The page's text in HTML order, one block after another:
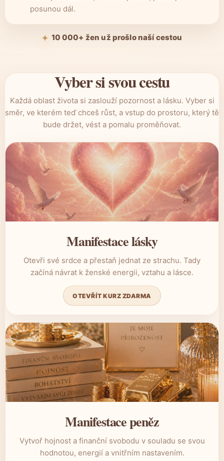
posunou dál.
10 000+ žen už prošlo naší cestou
Vyber si svou cestu
Každá oblast života si zaslouží pozornost a lásku. Vyber si
směr, ve kterém teď chceš růst, a vstup do prostoru, který tě
bude držet, vést a pomalu proměňovat.
Manifestace lásky
Otevři své srdce a přestaň jednat ze strachu. Tady
začíná návrat k ženské energii, vztahu a lásce.
OTEVŘÍT KURZ ZDARMA
Manifestace peněz
Vytvoř hojnost a finanční svobodu v souladu se svou
hodnotou, energií a vnitřním nastavením.